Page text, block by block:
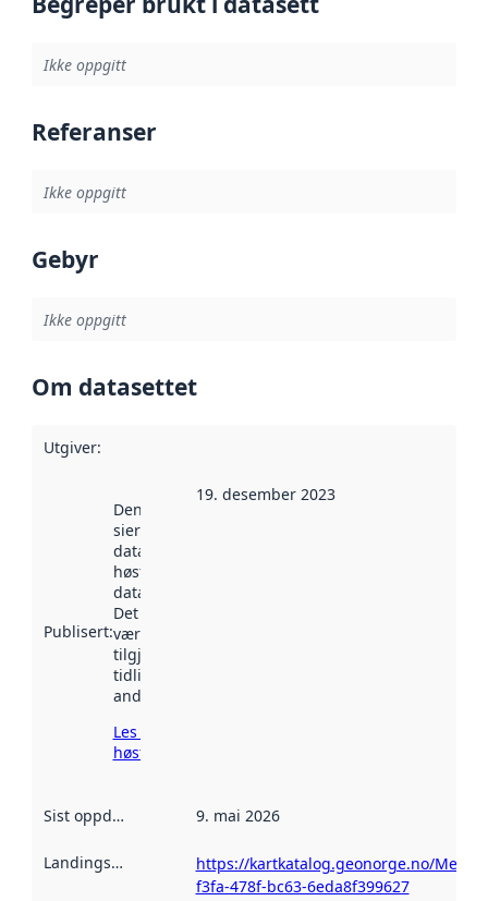
Ikke oppgitt
Referanser
Ikke oppgitt
Gebyr
Ikke oppgitt
Om datasettet
Utgiver:
Publisert:
Denne datoen
sier når
datasettet ble
høstet av
data.norge.no.
Det kan ha
vært
tilgjengelig
tidligere
andre steder.
Les mer om
høsting her
19. desember 2023
Sist oppdatert 9. mai 2026
Landingsside
https://kartkatalog.geonorge.no/
f3fa-478f-bc63-6eda8f399627